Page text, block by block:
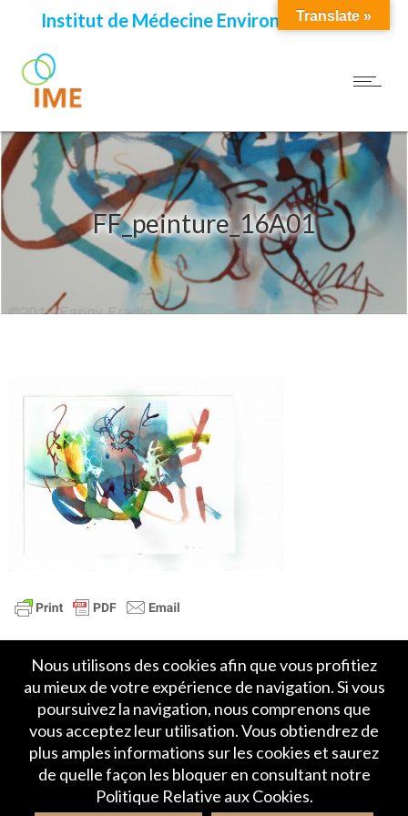
Institut de Médecine Environnementale
FF_peinture_16A01
Accueil
Politique de Confidentialité
Crédits et mentions légales
Contact
Translate »
Nous utilisons des cookies afin que vous profitiez
au mieux de votre expérience de navigation. Si vous
poursuivez la navigation, nous comprenons que
vous acceptez leur utilisation. Vous obtiendrez de
plus amples informations sur les cookies et saurez
de quelle façon les bloquer en consultant notre
Politique Relative aux Cookies.